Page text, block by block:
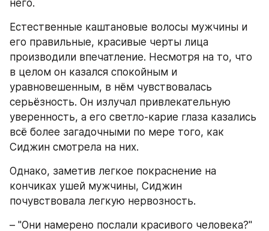
него.
Естественные каштановые волосы мужчины и
его правильные, красивые черты лица
производили впечатление. Несмотря на то, что
в целом он казался спокойным и
уравновешенным, в нём чувствовалась
серьёзность. Он излучал привлекательную
уверенность, а его светло-карие глаза казались
всё более загадочными по мере того, как
Сиджин смотрела на них.
Однако, заметив легкое покраснение на
кончиках ушей мужчины, Сиджин
почувствовала легкую нервозность.
– "Они намерено послали красивого человека?"